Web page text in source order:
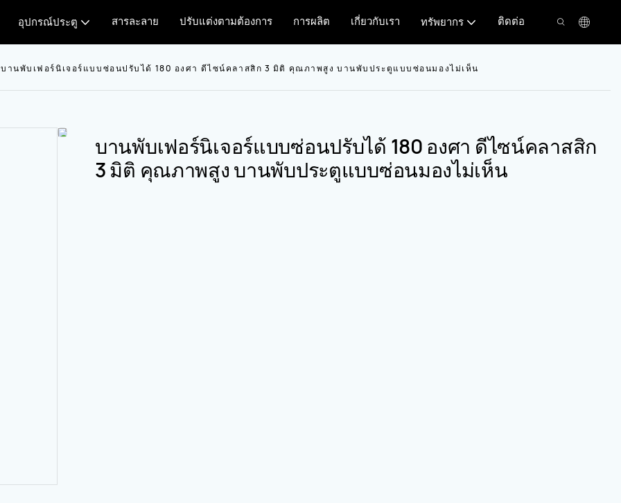
อุปกรณ์ประตู สารละลาย ปรับแต่งตามต้องการ การผลิต เกี่ยวกับเรา ทรัพยากร ติดต่อ
บานพับเฟอร์นิเจอร์แบบซ่อนปรับได้ 180 องศา ดีไซน์คลาสสิก 3 มิติ คุณภาพสูง บานพับประตูแบบซ่อนมองไม่เห็น
บานพับเฟอร์นิเจอร์แบบซ่อนปรับได้ 180 องศา ดีไซน์คลาสสิก
3 มิติ คุณภาพสูง บานพับประตูแบบซ่อนมองไม่เห็น